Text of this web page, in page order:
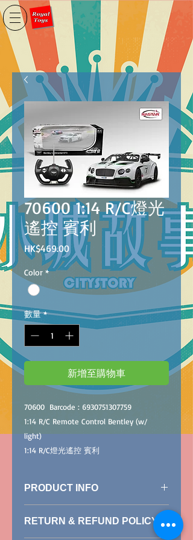
70600 1:14 R/C燈光
遙控 賓利
HK$469.00價
格
Color *
數量 *
新增至購物車
70600 Barcode : 6930751307759
1:14 R/C Remote Control Bentley (w/
light)
1:14 R/C燈光遙控 賓利
PRODUCT INFO
RETURN & REFUND POLICY